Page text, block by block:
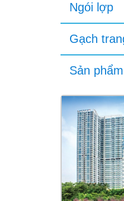
Ngói lợp
Gạch
Sản